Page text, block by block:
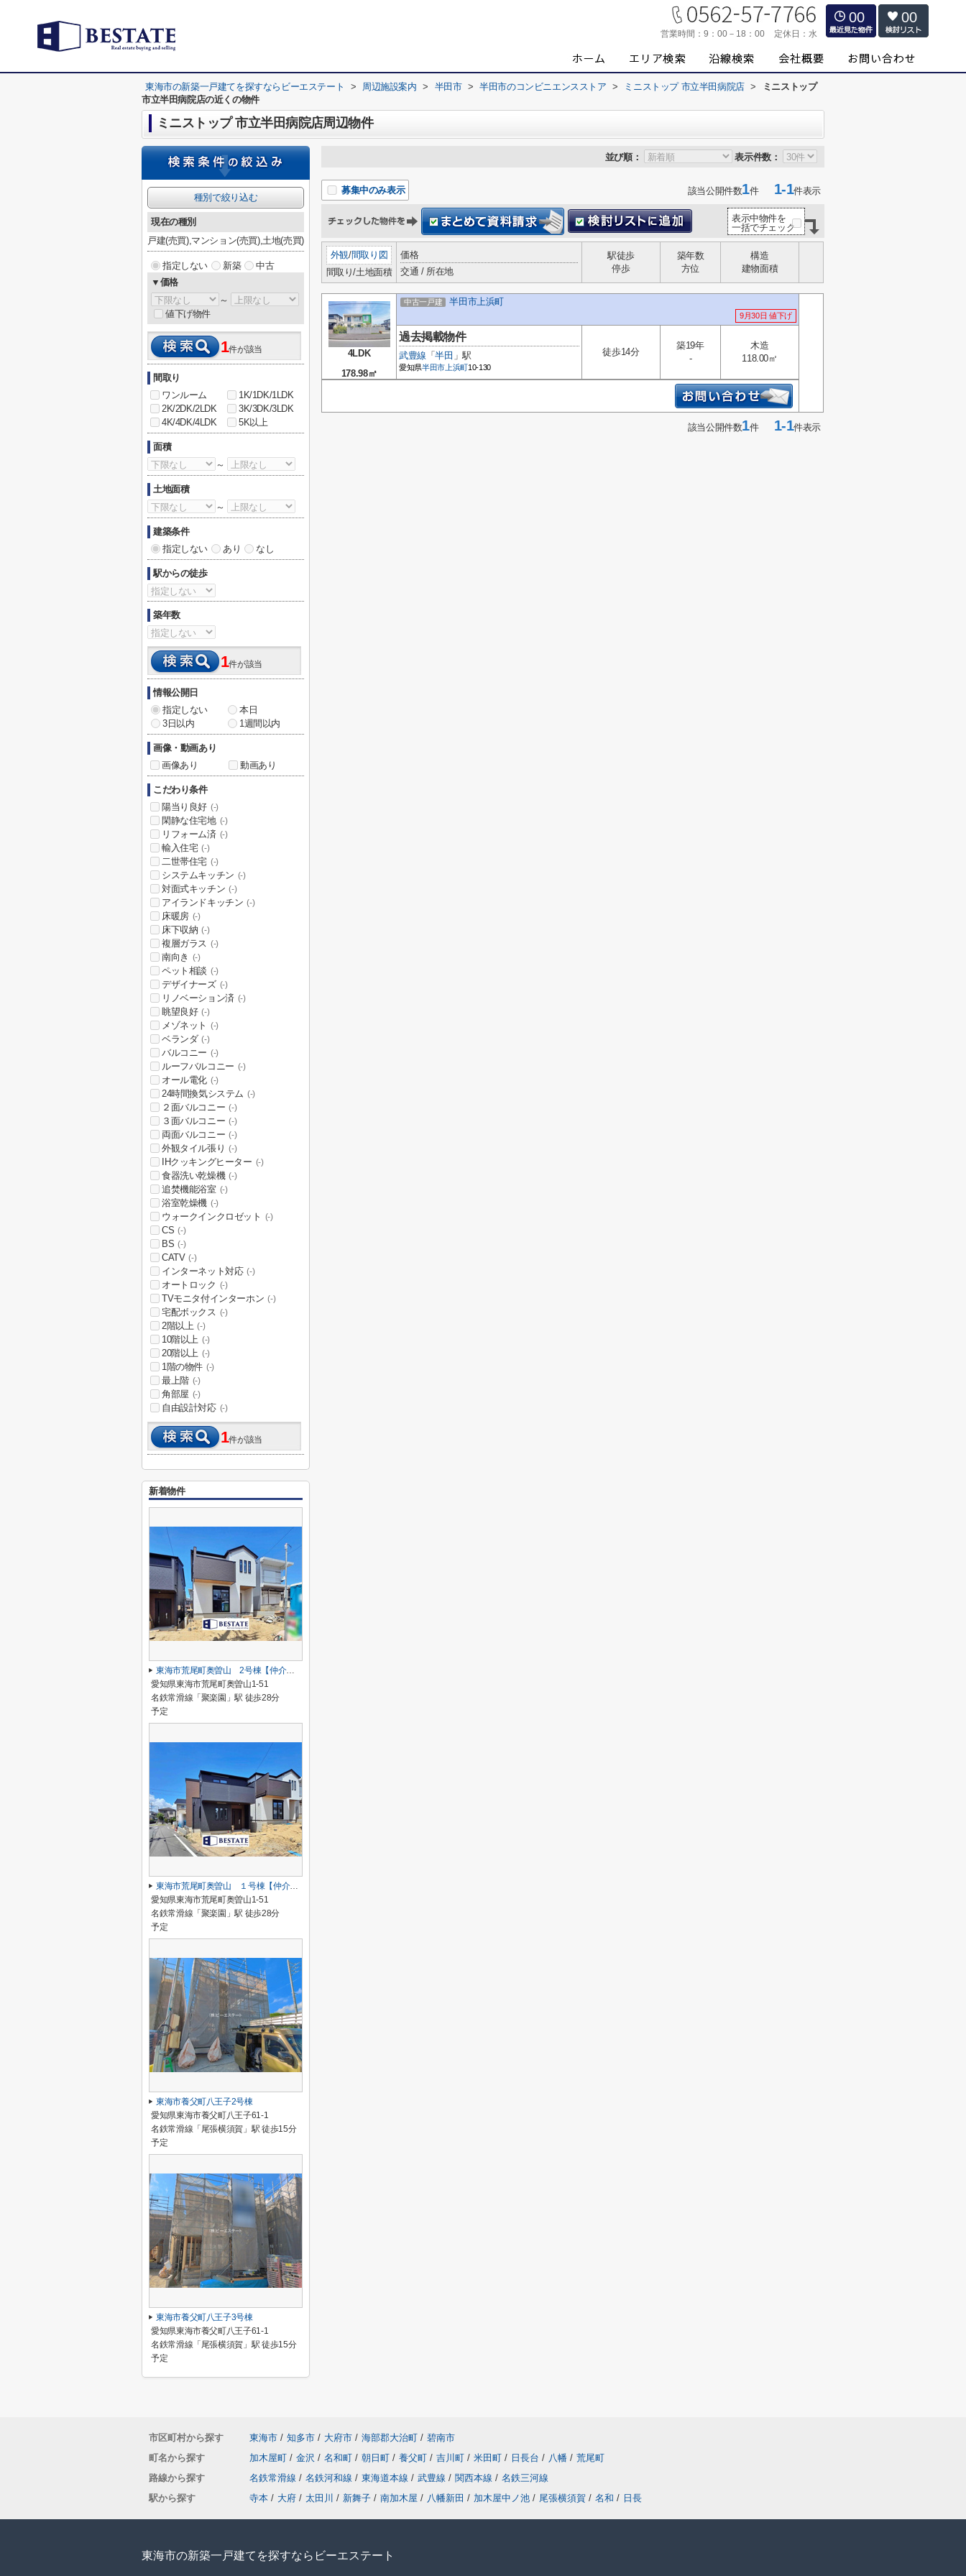
営業時間： 9：00－18：00 定休日： 水
00 00
東海市の新築一戸建てを探すならビーエステート > 周辺施設案内 > 半田市 > 半田市のコンビニエンスストア > ミニストップ 市立半田病院店 >
ミニストップ
市立半田病院店の近くの物件
ミニストップ 市立半田病院店周辺物件
並び順： 表示件数：
募集中のみ表示 該当公開件数1件1-1件表示
表示中物件を
一括でチェック
外観/間取り図
間取り/土地面積
価格
交通 / 所在地
駅徒歩
停歩
築年数
方位
構造
建物面積
4LDK
178.98㎡
中古一戸建 半田市上浜町
9月30日 値下げ
過去掲載物件
武豊線 「半田 」駅
愛知県半田市上浜町10-130
徒歩14分
築19年
-
木造
118.00㎡
該当公開件数1件1-1件表示
種別で絞り込む
現在の種別
戸建(売買),マンション(売買),土地(売買)
指定しない 新築
中古
▼価格
～
値下げ物件
1件が該当
間取り
ワンルーム
1K/1DK/1LDK
2K/2DK/2LDK
3K/3DK/3LDK
4K/4DK/4LDK
5K以上
面積
～
土地面積
～
建築条件
指定しない
あり なし
駅からの徒歩
築年数
1件が該当
情報公開日
指定しない
本日
3日以内
1週間以内
画像・動画あり
画像あり
動画あり
こだわり条件
陽当り良好 (-)
閑静な住宅地 (-)
リフォーム済 (-)
輸入住宅 (-)
二世帯住宅 (-)
システムキッチン (-)
対面式キッチン (-)
アイランドキッチン (-)
床暖房 (-)
床下収納 (-)
複層ガラス (-)
南向き (-)
ペット相談 (-)
デザイナーズ (-)
リノベーション済 (-)
眺望良好 (-)
メゾネット (-)
ベランダ (-)
バルコニー (-)
ルーフバルコニー (-)
オール電化 (-)
24時間換気システム (-)
２面バルコニー (-)
３面バルコニー (-)
両面バルコニー (-)
外観タイル張り (-)
IHクッキングヒーター (-)
食器洗い乾燥機 (-)
追焚機能浴室 (-)
浴室乾燥機 (-)
ウォークインクロゼット (-)
CS (-)
BS (-)
CATV (-)
インターネット対応 (-)
オートロック (-)
TVモニタ付インターホン (-)
宅配ボックス (-)
2階以上 (-)
10階以上 (-)
20階以上 (-)
1階の物件 (-)
最上階 (-)
角部屋 (-)
自由設計対応 (-)
1件が該当
新着物件
東海市荒尾町奥曽山 2号棟【仲介手数料0円】
愛知県東海市荒尾町奥曽山1-51
名鉄常滑線「聚楽園」駅 徒歩28分
予定
東海市荒尾町奥曽山 １号棟【仲介手数料0円】
愛知県東海市荒尾町奥曽山1-51
名鉄常滑線「聚楽園」駅 徒歩28分
予定
東海市養父町八王子2号棟
愛知県東海市養父町八王子61-1
名鉄常滑線「尾張横須賀」駅 徒歩15分
予定
東海市養父町八王子3号棟
愛知県東海市養父町八王子61-1
名鉄常滑線「尾張横須賀」駅 徒歩15分
予定
市区町村から探す 東海市 / 知多市 / 大府市 / 海部郡大治町 / 碧南市
町名から探す
加木屋町 / 金沢 / 名和町 / 朝日町 / 養父町 / 吉川町 / 米田町 / 日長台 / 八幡 / 荒尾町
路線から探す
名鉄常滑線 / 名鉄河和線 / 東海道本線 / 武豊線 / 関西本線 / 名鉄三河線
駅から探す
寺本 / 大府 / 太田川 / 新舞子 / 南加木屋 / 八幡新田 / 加木屋中ノ池 / 尾張横須賀 / 名和 / 日長
東海市の新築一戸建てを探すならビーエステート